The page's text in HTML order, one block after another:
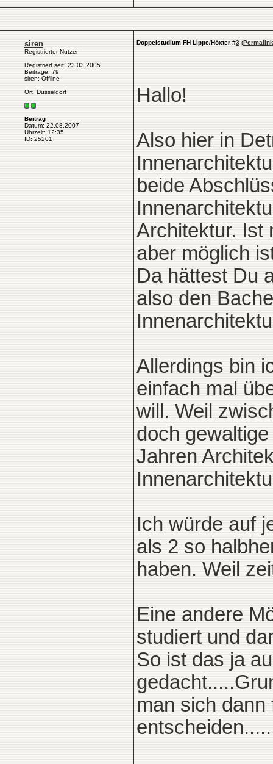
siren
Registrierter Nutzer
Registriert seit: 23.03.2005
Beiträge: 79
siren: Offline
Ort: Düsseldorf
Beitrag
Datum: 22.08.2007
Uhrzeit: 12:35
ID: 25201
Doppelstudium FH Lippe/Höxter #3 (Permalink
Hallo!
Also hier in
beide
Architektur. Ist
aber möglich
Da hättest Du
also den
Allerdings bin
einfach mal
will. Weil
doch
Jahren
Ich würde auf
als 2 so
haben. Weil
Eine andere
studiert und
So ist das ja
man sich
entscheiden.....